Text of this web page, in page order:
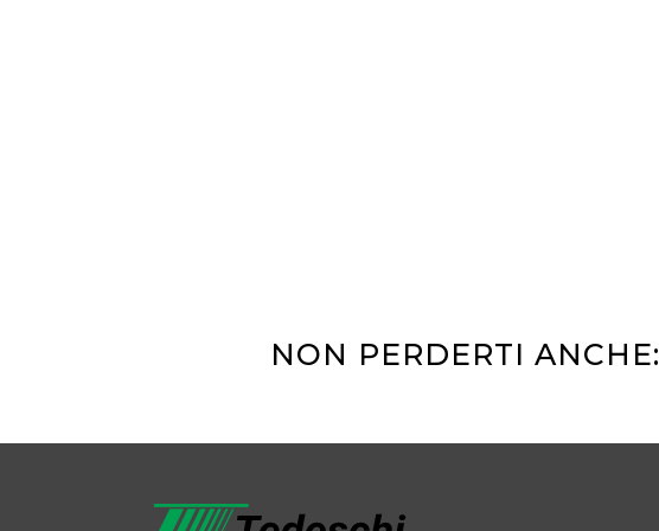
NON PERDERTI ANCHE: